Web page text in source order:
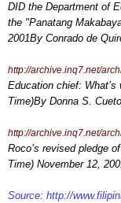
DID the Department of
the "Panatang
2001By Conrado de
http://archive.inq7.net/
Education chief: What’s
Time)By Donna S.
http://archive.inq7.net/
Roco’s revised pledge
Time) November 12,
Source: http://